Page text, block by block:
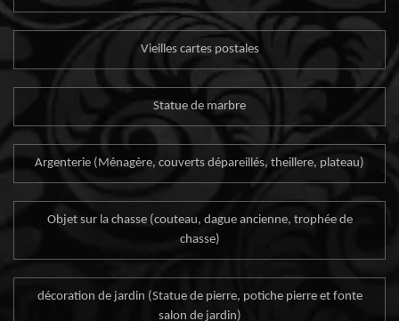
Vieilles cartes postales
Statue de marbre
Argenterie (Ménagère, couverts dépareillés, theillere, plateau)
Objet sur la chasse (couteau, dague ancienne, trophée de
chasse)
décoration de jardin (Statue de pierre, potiche pierre et fonte
salon de jardin)